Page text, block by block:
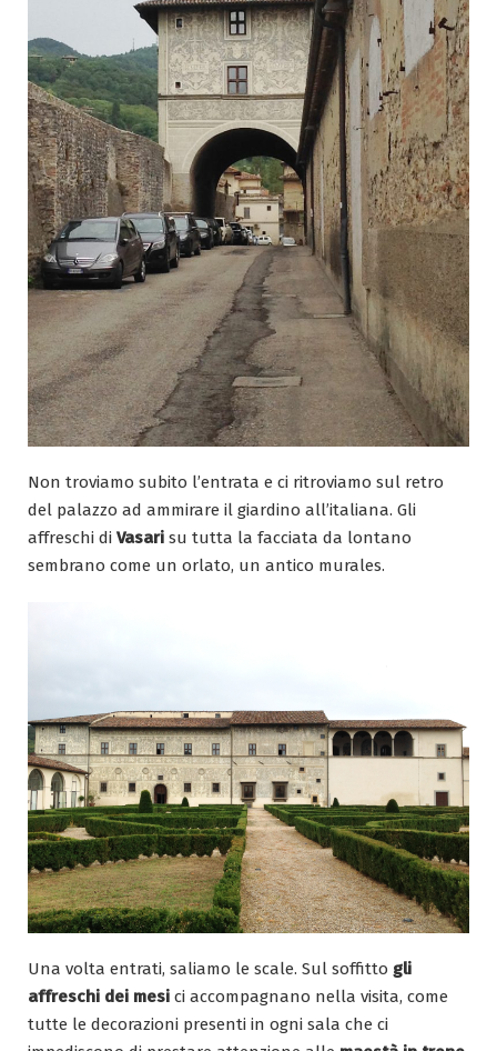
Non troviamo subito l’entrata e ci ritroviamo sul retro
del palazzo ad ammirare il giardino all’italiana. Gli
affreschi di Vasari su tutta la facciata da lontano
sembrano come un orlato, un antico murales.
Una volta entrati, saliamo le scale. Sul soffitto gli
affreschi dei mesi ci accompagnano nella visita, come
tutte le decorazioni presenti in ogni sala che ci